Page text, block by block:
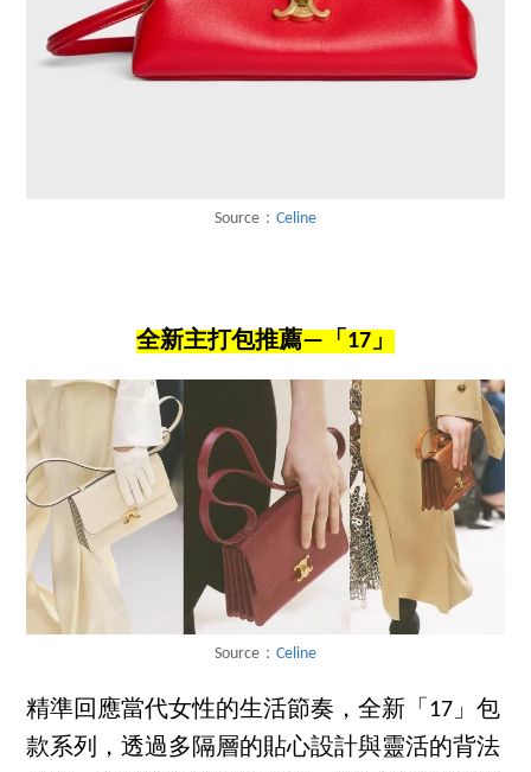
Source： Celine
全新主打包推薦—「17」
Source： Celine
精準回應當代女性的生活節奏，全新「17」包
款系列，透過多隔層的貼心設計與靈活的背法